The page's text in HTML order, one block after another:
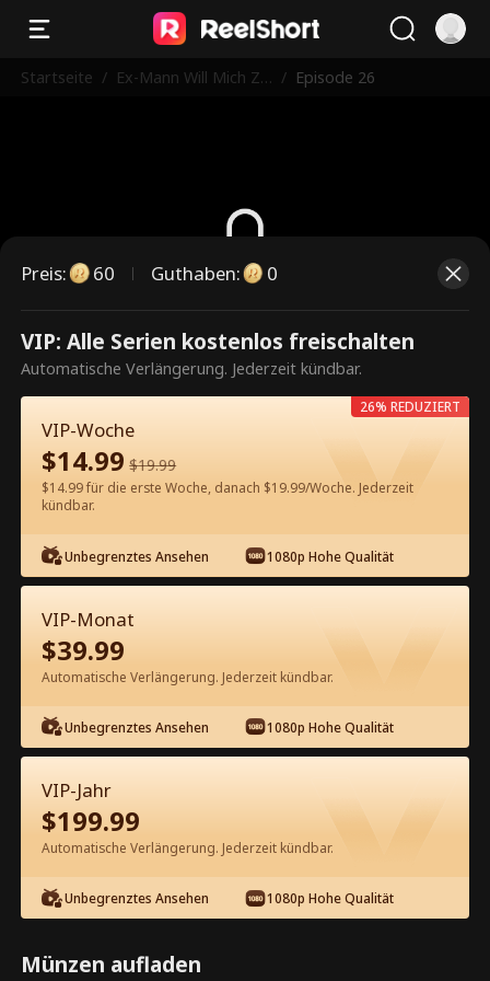
Startseite / Ex-Mann Will Mich Zu
/ Episode 26
Dies ist eine kostenpflichtige
Episode. Bitte entsperren, um
weiterzusehen.
60Jetzt entsperren
Kostenlos in der App ansehen
Episode 26 - Ex-Mann Will Mich
Zurück Kompletter Film
1-50 51-99
26 27 29 30
Preis: 60 Guthaben: 0
VIP: Alle Serien kostenlos freischalten
Automatische Verlängerung. Jederzeit kündbar.
VIP-Woche
$14.99 $19.99
$14.99 für die erste Woche, danach $19.99/Woche. Jederzeit
kündbar.
Unbegrenztes Ansehen 1080p Hohe Qualität
26% REDUZIERT
VIP-Monat
$39.99
Automatische Verlängerung. Jederzeit kündbar.
Unbegrenztes Ansehen 1080p Hohe Qualität
VIP-Jahr
$199.99
Automatische Verlängerung. Jederzeit kündbar.
Unbegrenztes Ansehen 1080p Hohe Qualität
Münzen aufladen